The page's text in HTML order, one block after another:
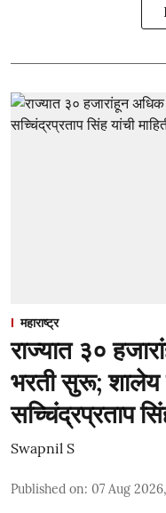
महाराष्ट्र
राज्यात ३०
भरती सुरू;
सच्चिंद्रप्रताप
Swapnil S
Published on: 07 Aug